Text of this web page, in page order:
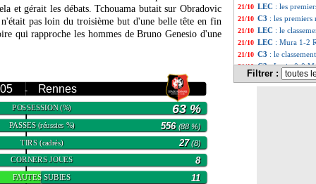
et gérait les débats. Tchouama butait sur Obradovic
pas loin du troisième but d'une belle tête en fin
qui rapproche les hommes de Bruno Genesio d'une
- Rennes
POSSESSION(%) 63 %
PASSES(réussies %) 556 (88 %)
TIRS(cadrés) 27(8)
CORNERS JOUES 8
FAUTES SUBIES 11
21/10 LEC : les
21/10 C3 : les premiers
21/10 LEC : le
21/10 LEC : Mura 1-2
21/10 C3 : le
21/10 C3: Lazio 0-0
21/10 Man Utd:
: Sparta
Filtrer :